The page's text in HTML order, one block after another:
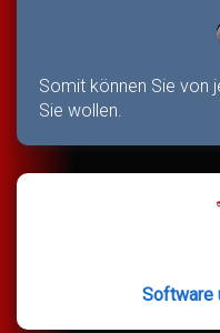
Somit können Sie von
Sie wollen.
Software